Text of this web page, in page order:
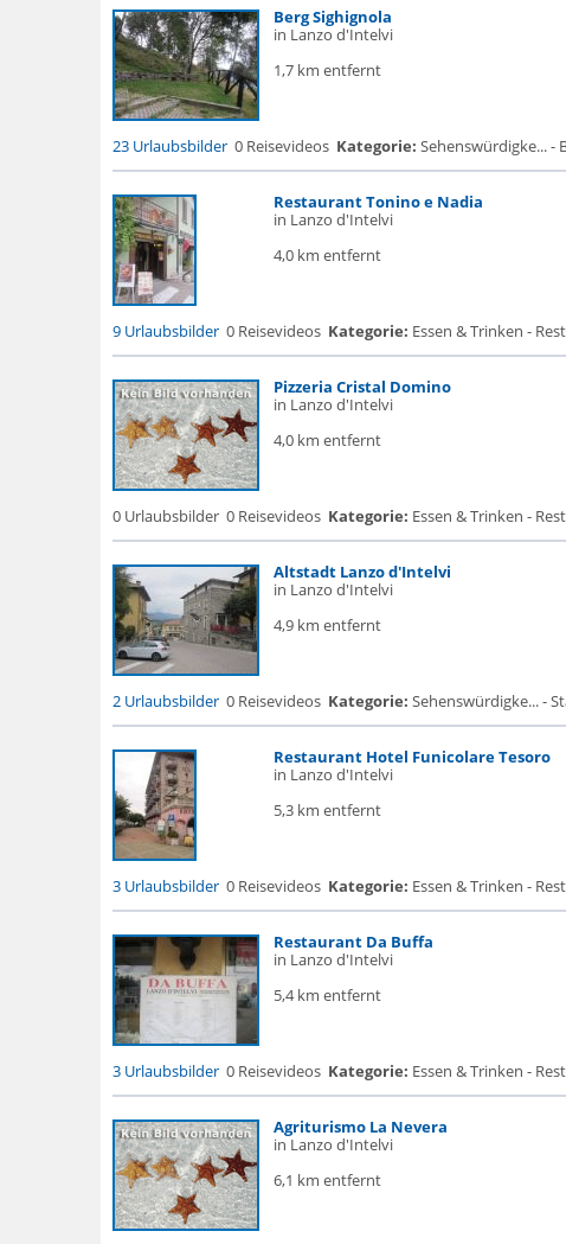
Berg Sighignola
in Lanzo d'Intelvi
1,7 km entfernt
23 Urlaubsbilder 0 Reisevideos Kategorie: Sehenswürdigke... -
Restaurant Tonino e Nadia
in Lanzo d'Intelvi
4,0 km entfernt
9 Urlaubsbilder 0 Reisevideos Kategorie: Essen & Trinken -
Pizzeria Cristal Domino
in Lanzo d'Intelvi
4,0 km entfernt
0 Urlaubsbilder 0 Reisevideos Kategorie: Essen & Trinken -
Altstadt Lanzo d'Intelvi
in Lanzo d'Intelvi
4,9 km entfernt
2 Urlaubsbilder 0 Reisevideos Kategorie: Sehenswürdigke... -
Restaurant Hotel Funicolare Tesoro
in Lanzo d'Intelvi
5,3 km entfernt
3 Urlaubsbilder 0 Reisevideos Kategorie: Essen & Trinken -
Restaurant Da Buffa
in Lanzo d'Intelvi
5,4 km entfernt
3 Urlaubsbilder 0 Reisevideos Kategorie: Essen & Trinken -
Agriturismo La Nevera
in Lanzo d'Intelvi
6,1 km entfernt